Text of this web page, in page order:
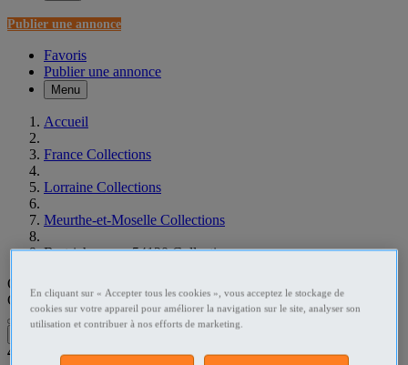
Publier une annonce
Favoris
Publier une annonce
Menu
Accueil
France Collections
Lorraine Collections
Meurthe-et-Moselle Collections
Bertrichamps - 54120 Collections
Que recherchez-vous ?
Collections•Bertrichamps - 54120
4 résultats dans
En cliquant sur « Accepter tous les cookies », vous acceptez le stockage de
cookies sur votre appareil pour améliorer la navigation sur le site, analyser son
utilisation et contribuer à nos efforts de marketing.